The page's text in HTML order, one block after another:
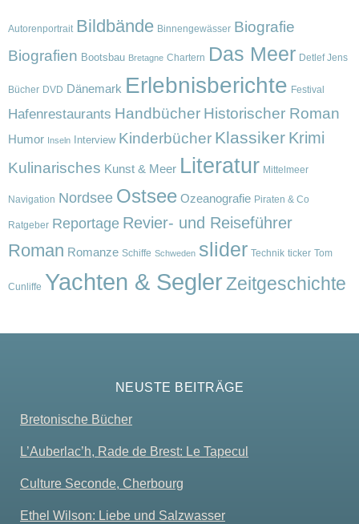
Autorenportrait Bildbände Binnengewässer Biografie
Biografien Bootsbau Bretagne Chartern Das Meer Detlef Jens
Bücher DVD Dänemark Erlebnisberichte Festival
Hafenrestaurants Handbücher Historischer Roman
Humor Inseln Interview Kinderbücher Klassiker Krimi
Kulinarisches Kunst & Meer Literatur Mittelmeer
Navigation Nordsee Ostsee Ozeanografie Piraten & Co
Ratgeber Reportage Revier- und Reiseführer
Roman Romanze Schiffe Schweden slider Technik ticker Tom
Cunliffe Yachten & SeglerZeitgeschichte
NEUSTE BEITRÄGE
Bretonische Bücher
L’Auberlac’h, Rade de Brest: Le Tapecul
Culture Seconde, Cherbourg
Ethel Wilson: Liebe und Salzwasser